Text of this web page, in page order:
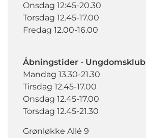
Onsdag 12:45-20.30
Torsdag 12.45-17.00
Fredag 12.00-16.00
Åbningstider - Ungdomsklub
Mandag 13.30-21.30
Tirsdag 12.45-17.00
Onsdag 12.45-17.00
Torsdag 12.45-21.30
Grønløkke Allé 9